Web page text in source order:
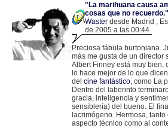
"La marihuana causa
cosas que no recuerdo."
Waster desde Madrid ,
de 2005 a las 00:44.
Preciosa fábula burtoniana.
más me gusta de un director
Albert Finney está muy bien,
lo hace mejor de lo que
del cine fantástico, como La
Dentro del laberinto
gracia, inteligencia y
sensiblería) del bueno. El
lacrimógeno. Hermosa,
aspecto técnico como al